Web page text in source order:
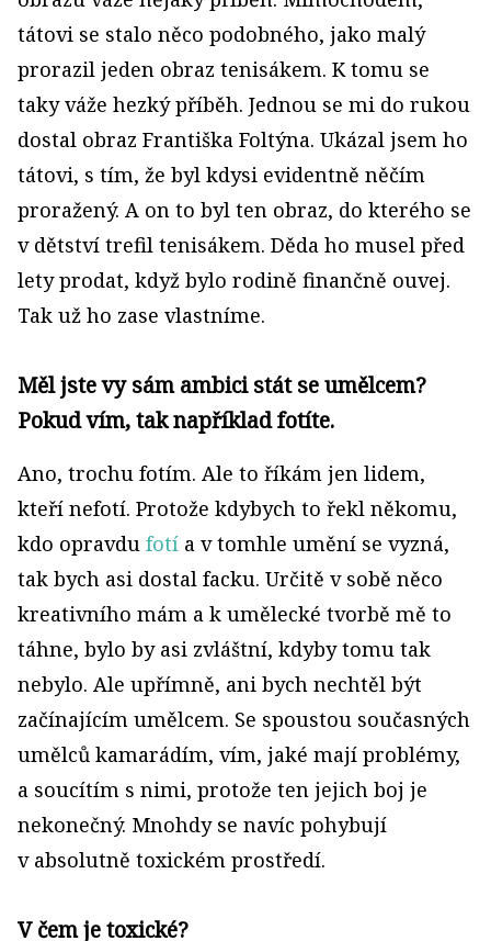
tátovi se stalo něco podobného, jako malý
prorazil jeden obraz tenisákem. K tomu se
taky váže hezký příběh. Jednou se mi do rukou
dostal obraz Františka Foltýna. Ukázal jsem ho
tátovi, s tím, že byl kdysi evidentně něčím
proražený. A on to byl ten obraz, do kterého se
v dětství trefil tenisákem. Děda ho musel před
lety prodat, když bylo rodině finančně ouvej.
Tak už ho zase vlastníme.
Měl jste vy sám ambici stát se umělcem?
Pokud vím, tak například fotíte.
Ano, trochu fotím. Ale to říkám jen lidem,
kteří nefotí. Protože kdybych to řekl někomu,
kdo opravdu fotí a v tomhle umění se vyzná,
tak bych asi dostal facku. Určitě v sobě něco
kreativního mám a k umělecké tvorbě mě to
táhne, bylo by asi zvláštní, kdyby tomu tak
nebylo. Ale upřímně, ani bych nechtěl být
začínajícím umělcem. Se spoustou současných
umělců kamarádím, vím, jaké mají problémy,
a soucítím s nimi, protože ten jejich boj je
nekonečný. Mnohdy se navíc pohybují
v absolutně toxickém prostředí.
V čem je toxické?